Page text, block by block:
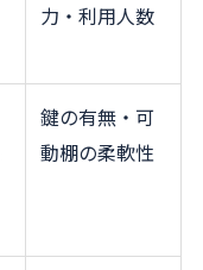
力・利用人数
鍵の有無・可
動棚の柔軟性